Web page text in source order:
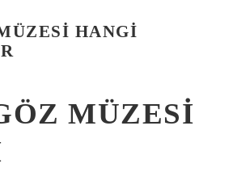
HANGI
MÜZESI